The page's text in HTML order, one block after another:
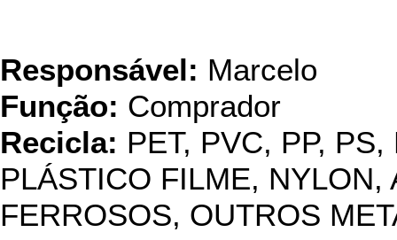
Responsável: Marcelo
Função: Comprador
Recicla: PET, PVC, PP,
PLÁSTICO FILME, NYLON,
FERROSOS, OUTROS